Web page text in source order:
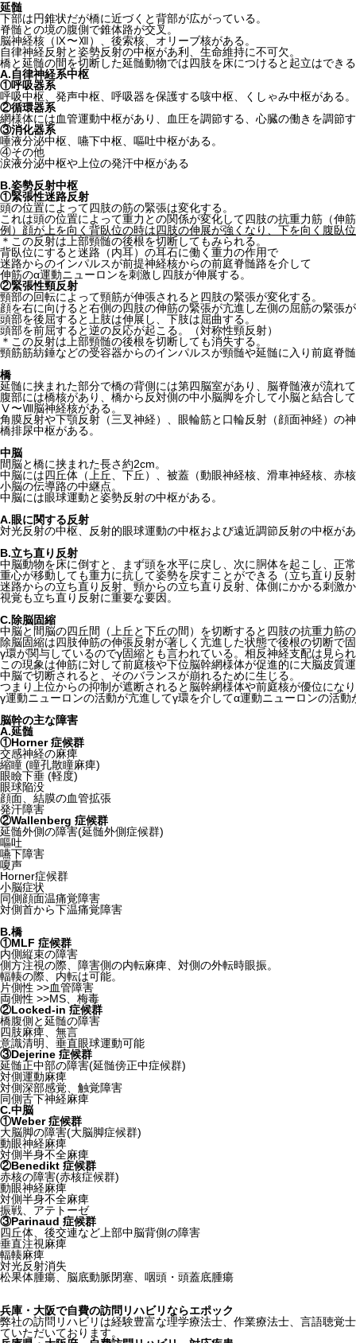
延髄
下部は円錐状だが橋に近づくと背部が広がっている。
脊髄との境の腹側で錐体路が交叉。
脳神経核（Ⅸ〜Ⅻ）、後索核、オリーブ核がある。
自律神経反射と姿勢反射の中枢があ利、生命維持に不可欠。
橋と延髄の間を切断した延髄動物では四肢を床につけると起立はでき
A.自律神経系中枢
①呼吸器系
呼吸中枢、発声中枢、呼吸器を保護する咳中枢、くしゃみ中枢がある。
②循環器系
網様体には血管運動中枢があり、血圧を調節する、心臓の働きを調節
③消化器系
唾液分泌中枢、嚥下中枢、嘔吐中枢がある。
④その他
涙液分泌中枢や上位の発汗中枢がある
B.姿勢反射中枢
①緊張性迷路反射
頭の位置によって四肢の筋の緊張は変化する。
これは頭の位置によって重力との関係が変化して四肢の抗重力筋（伸
例）顔が上を向く背臥位の時は四肢の伸展が強くなり、下を向く腹臥
＊この反射は上部頸髄の後根を切断してもみられる。
背臥位にすると迷路（内耳）の耳石に働く重力の作用で
迷路からのインパルスが前提神経核からの前庭脊髄路を介して
伸筋のα運動ニューロンを刺激し四肢が伸展する。
②緊張性頸反射
頸部の回転によって頸筋が伸張されると四肢の緊張が変化する。
顔を右に向けると右側の四肢の伸筋の緊張が亢進し左側の屈筋の緊張
頭部を後屈すると上肢は伸展し、下肢は屈曲する。
頭部を前屈すると逆の反応が起こる。（対称性頸反射）
＊この反射は上部頸髄の後根を切断しても消失する。
頸筋筋紡錘などの受容器からのインパルスが頸髄や延髄に入り前庭脊
橋
延髄に挟まれた部分で橋の背側には第四脳室があり、脳脊髄液が流れ
腹部には橋核があり、橋から反対側の中小脳脚を介して小脳と結合し
Ⅴ〜Ⅷ脳神経核がある。
角膜反射や下顎反射（三叉神経）、眼輪筋と口輪反射（顔面神経）の
橋排尿中枢がある。
中脳
間脳と橋に挟まれた長さ約2cm。
中脳には四丘体（上丘、下丘）、被蓋（動眼神経核、滑車神経核、赤
小脳の伝導路の中継点。
中脳には眼球運動と姿勢反射の中枢がある。
A.眼に関する反射
対光反射の中枢、反射的眼球運動の中枢および遠近調節反射の中枢が
B.立ち直り反射
中脳動物を床に倒すと、まず頭を水平に戻し、次に胴体を起こし、正
重心が移動しても重力に抗して姿勢を戻すことができる（立ち直り反
迷路からの立ち直り反射、頸からの立ち直り反射、体側にかかる刺激
視覚も立ち直り反射に重要な要因。
C.除脳固縮
中脳と間脳の四丘間（上丘と下丘の間）を切断すると四肢の抗重力筋
除脳固縮は四肢伸筋の伸張反射が著しく亢進した状態で後根の切断で
γ環が関与しているのでγ固縮とも言われている。相反神経支配は見ら
この現象は伸筋に対して前庭核や下位脳幹網様体が促進的に大脳皮質
中脳で切断されると、そのバランスが崩れるために生じる。
つまり上位からの抑制が遮断されると脳幹網様体や前庭核が優位にな
γ運動ニューロンの活動が亢進してγ環を介してα運動ニューロンの活
脳幹の主な障害
A.延髄
①Horner 症候群
交感神経の麻痺
縮瞳 (瞳孔散瞳麻痺)
眼瞼下垂 (軽度)
眼球陥没
顔面、結膜の血管拡張
発汗障害
②Wallenberg 症候群
延髄外側の障害(延髄外側症候群)
嘔吐
嚥下障害
嗄声
Horner症候群
小脳症状
同側顔面温痛覚障害
対側首から下温痛覚障害
B.橋
①MLF 症候群
内側縦束の障害
側方注視の際、障害側の内転麻痺、対側の外転時眼振。
輻輳の際、内転は可能。
片側性 >>血管障害
両側性 >>MS、梅毒
②Locked-in 症候群
橋腹側と延髄の障害
四肢麻痺、無言
意識清明、垂直眼球運動可能
③Dejerine 症候群
延髄正中部の障害(延髄傍正中症候群)
対側運動麻痺
対側深部感覚、触覚障害
同側舌下神経麻痺
C.中脳
①Weber 症候群
大脳脚の障害(大脳脚症候群)
動眼神経麻痺
対側半身不全麻痺
②Benedikt 症候群
赤核の障害(赤核症候群)
動眼神経麻痺
対側半身不全麻痺
振戦、アテトーゼ
③Parinaud 症候群
四丘体、後交連など上部中脳背側の障害
垂直注視麻痺
輻輳麻痺
対光反射消失
松果体腫瘍、脳底動脈閉塞、咽頭・頭蓋底腫瘍
兵庫・大阪で自費の訪問リハビリならエポック
弊社の訪問リハビリは経験豊富な理学療法士、作業療法士、言語聴覚
ていただいております。